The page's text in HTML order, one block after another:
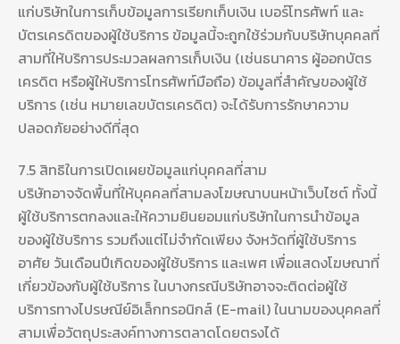
แก่บริษัทในการเก็บข้อมูลการเรียกเก็บเงิน เบอร์โทรศัพท์ และ
บัตรเครดิตของผู้ใช้บริการ ข้อมูลนี้จะถูกใช้ร่วมกับบริษัทบุคคลที่
สามที่ให้บริการประมวลผลการเก็บเงิน (เช่นธนาคาร ผู้ออกบัตร
เครดิต หรือผู้ให้บริการโทรศัพท์มือถือ) ข้อมูลที่สำคัญของผู้ใช้
บริการ (เช่น หมายเลขบัตรเครดิต) จะได้รับการรักษาความ
ปลอดภัยอย่างดีที่สุด
7.5 สิทธิในการเปิดเผยข้อมูลแก่บุคคลที่สาม
บริษัทอาจจัดพื้นที่ให้บุคคลที่สามลงโฆษณาบนหน้าเว็บไซต์ ทั้งนี้
ผู้ใช้บริการตกลงและให้ความยินยอมแก่บริษัทในการนำข้อมูล
ของผู้ใช้บริการ รวมถึงแต่ไม่จำกัดเพียง จังหวัดที่ผู้ใช้บริการ
อาศัย วันเดือนปีเกิดของผู้ใช้บริการ และเพศ เพื่อแสดงโฆษณาที่
เกี่ยวข้องกับผู้ใช้บริการ ในบางกรณีบริษัทอาจจะติดต่อผู้ใช้
บริการทางไปรษณีย์อิเล็กทรอนิกส์ (E-mail) ในนามของบุคคลที่
สามเพื่อวัตถุประสงค์ทางการตลาดโดยตรงได้